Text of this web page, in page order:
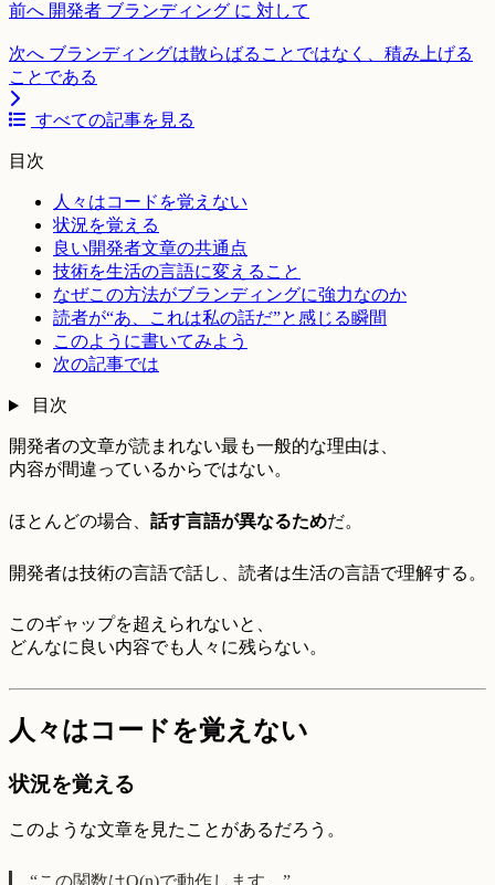
前へ 開発者 ブランディング に 対して
次へ ブランディングは散らばることではなく、積み上げる
ことである
すべての記事を見る
目次
人々はコードを覚えない
状況を覚える
良い開発者文章の共通点
技術を生活の言語に変えること
なぜこの方法がブランディングに強力なのか
読者が“あ、これは私の話だ”と感じる瞬間
このように書いてみよう
次の記事では
目次
開発者の文章が読まれない最も一般的な理由は、
内容が間違っているからではない。
ほとんどの場合、 話す言語が異なるためだ。
開発者は技術の言語で話し、読者は生活の言語で理解する。
このギャップを超えられないと、
どんなに良い内容でも人々に残らない。
人々はコードを覚えない
状況を覚える
このような文章を見たことがあるだろう。
“この関数はO(n)で動作します。”